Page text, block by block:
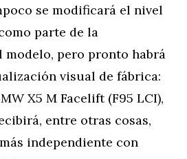
se modificará el nivel
parte de la
pero pronto habrá
visual de fábrica:
X5 M Facelift (F95 LCI),
entre otras cosas,
independiente con